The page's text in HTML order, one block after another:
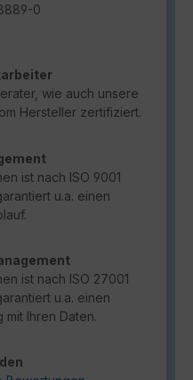
0
wie auch unsere
Hersteller zertifiziert.
ist nach ISO 9001
u.a. einen
ist nach ISO 27001
u.a. einen
mit Ihren Daten.